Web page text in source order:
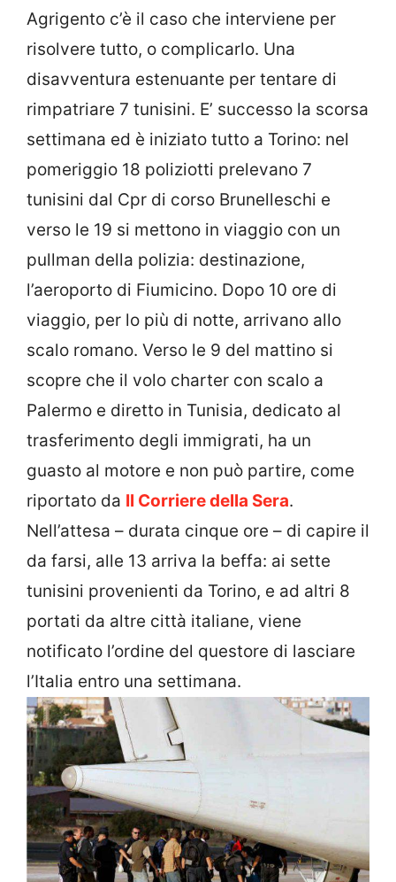
Agrigento c’è il caso che interviene per
risolvere tutto, o complicarlo. Una
disavventura estenuante per tentare di
rimpatriare 7 tunisini. E’ successo la scorsa
settimana ed è iniziato tutto a Torino: nel
pomeriggio 18 poliziotti prelevano 7
tunisini dal Cpr di corso Brunelleschi e
verso le 19 si mettono in viaggio con un
pullman della polizia: destinazione,
l’aeroporto di Fiumicino. Dopo 10 ore di
viaggio, per lo più di notte, arrivano allo
scalo romano. Verso le 9 del mattino si
scopre che il volo charter con scalo a
Palermo e diretto in Tunisia, dedicato al
trasferimento degli immigrati, ha un
guasto al motore e non può partire, come
riportato da Il Corriere della Sera.
Nell’attesa – durata cinque ore – di capire il
da farsi, alle 13 arriva la beffa: ai sette
tunisini provenienti da Torino, e ad altri 8
portati da altre città italiane, viene
notificato l’ordine del questore di lasciare
l’Italia entro una settimana.